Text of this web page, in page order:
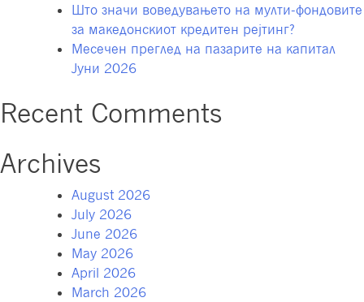
Што значи воведувањето на мулти-фондовите
за македонскиот кредитен рејтинг?
Месечен преглед на пазарите на капитал
Јуни 2026
Recent Comments
Archives
August 2026
July 2026
June 2026
May 2026
April 2026
March 2026